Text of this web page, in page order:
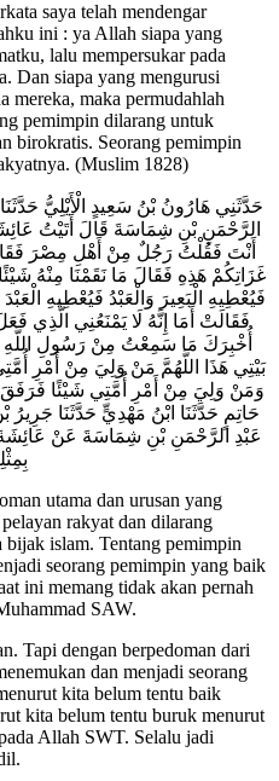
saya telah mendengar
ini : ya Allah siapa yang
lalu mempersukar pada
Dan siapa yang mengurusi
mereka, maka permudahlah
pemimpin dilarang untuk
birokratis. Seorang pemimpin
(Muslim 1828)
حَدَّثَنِي هَارُونُ بْنُ سَعِيدٍ الْأَيْلِيُّ
الرَّحْمَنِ بْنِ شِمَاسَةَ قَالَ أَتَيْتُ
أَنْتَ فَقُلْتُ رَجُلٌ مِنْ أَهْلِ مِصْرَ
غَزَاتِكُمْ هَذِهِ فَقَالَ مَا نَقَمْنَا مِنْهُ
فَيُعْطِيهِ الْبَعِيرَ وَالْعَبْدُ فَيُعْطِيهِ
فَقَالَتْ أَمَا إِنَّهُ لَا يَمْنَعُنِي الَّذِي
أُخْبِرَكَ مَا سَمِعْتُ مِنْ رَسُولِ
بَيْتِي هَذَا اللَّهُمَّ مَنْ وَلِيَ مِنْ أَمْرِ
وَمَنْ وَلِيَ مِنْ أَمْرِ أُمَّتِي شَيْئًا
حَاتِمٍ حَدَّثَنَا ابْنُ مَهْدِيٍّ حَدَّثَنَا
عَبْدِ الرَّحْمَنِ بْنِ شِمَاسَةَ عَنْ
utama dan urusan yang
rakyat dan dilarang
bijak islam. Tentang pemimpin
seorang pemimpin yang baik
ini memang tidak akan pernah
SAW.
Tapi dengan berpedoman dari
dan menjadi seorang
kita belum tentu baik
kita belum tentu buruk menurut
Allah SWT. Selalu jadi